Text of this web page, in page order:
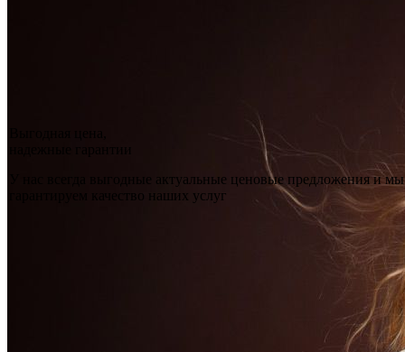
У нас всегда выгодные актуальные ценовые предложения и мы
гарантируем качество наших услуг